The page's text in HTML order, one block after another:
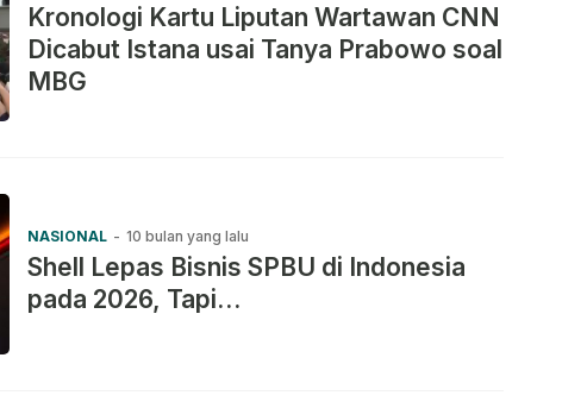
Kronologi Kartu Liputan Wartawan CNN
Dicabut Istana usai Tanya Prabowo soal
MBG
NASIONAL - 10 bulan yang lalu
Shell Lepas Bisnis SPBU di Indonesia
pada 2026, Tapi…